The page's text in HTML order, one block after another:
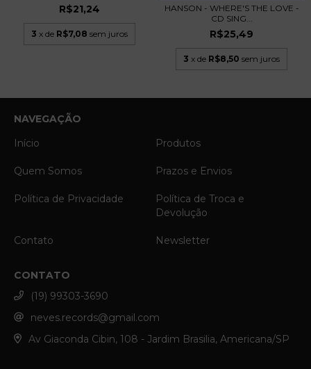
R$21,24
3 x de R$7,08 sem juros
HANSON - WHERE'S THE LOVE -
CD SING...
R$25,49
3 x de R$8,50 sem juros
NAVEGAÇÃO
Início
Produtos
Quem Somos Prazos e Envios
Política de Privacidade
Política de Troca e
Devolução
Contato Newsletter
CONTATO
(19) 99303-3690
neves.records@gmail.com
Av Giaconda Cibin, 108 - Jardim Brasilia, Americana/SP